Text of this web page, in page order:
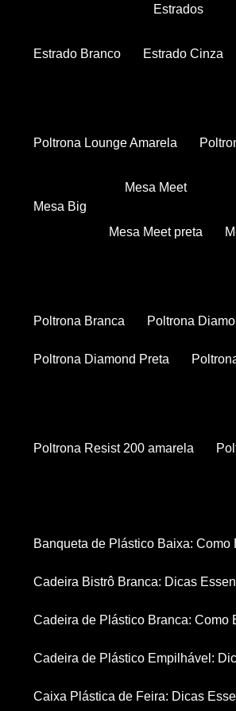
Estrados
Estrado Branco Estrado Cinza
Poltrona Lounge Amarela
Mesa Big
Mesa Meet
Mesa Meet preta
Poltrona Branca Poltrona
Poltrona Diamond Preta
Poltrona Resist 200 amarela
Banqueta de Plástico Baixa:
Cadeira Bistrô Branca: Dicas
Cadeira de Plástico Branca:
Cadeira de Plástico Empilhável:
Caixa Plástica de Feira: Dicas